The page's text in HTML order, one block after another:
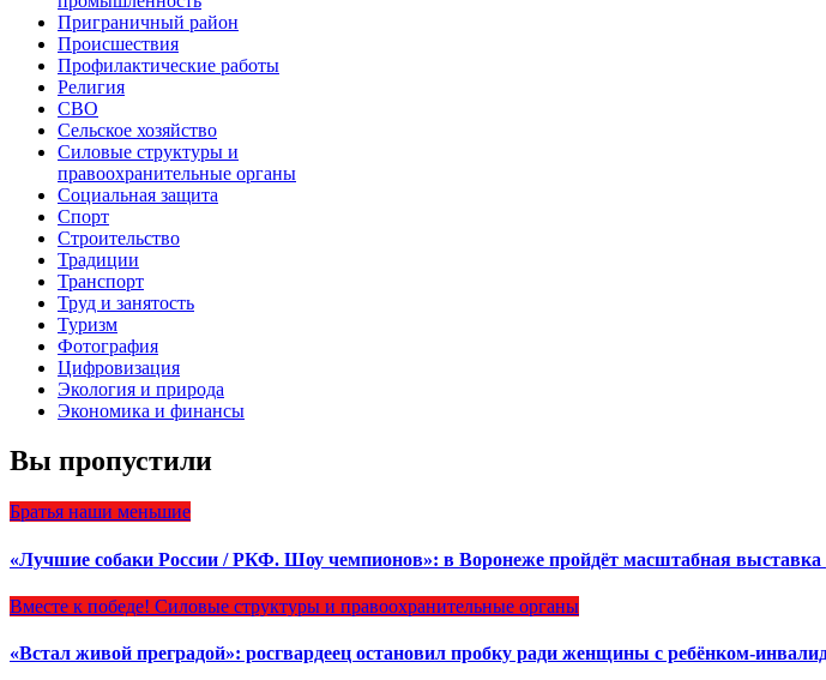
Приграничный район
Происшествия
Профилактические работы
Религия
СВО
Сельское хозяйство
Силовые структуры и
правоохранительные органы
Социальная защита
Спорт
Строительство
Традиции
Транспорт
Труд и занятость
Туризм
Фотография
Цифровизация
Экология и природа
Экономика и финансы
Вы пропустили
Братья наши меньшие
«Лучшие собаки России / РКФ. Шоу чемпионов»: в Воронеже пройдёт масштабная выставка
Вместе к победе! Силовые структуры и правоохранительные органы
«Встал живой преградой»: росгвардеец остановил пробку ради женщины с ребёнком-